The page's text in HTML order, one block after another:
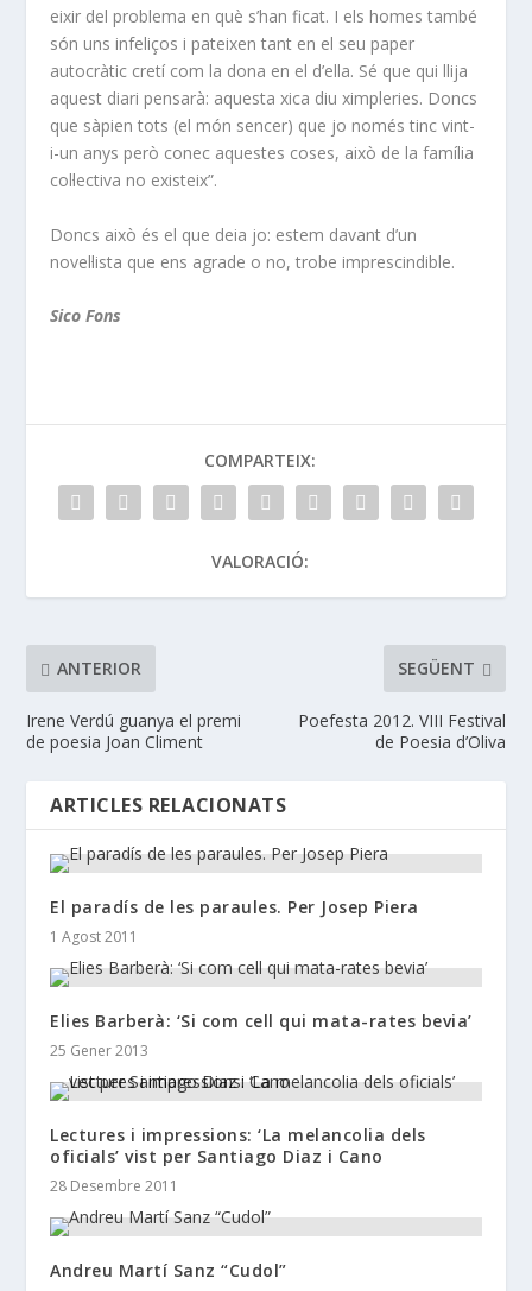
eixir del problema en què s’han ficat. I els homes també
són uns infeliços i pateixen tant en el seu paper
autocràtic cretí com la dona en el d’ella. Sé que qui llija
aquest diari pensarà: aquesta xica diu ximpleries. Doncs
que sàpien tots (el món sencer) que jo només tinc vint-
i-un anys però conec aquestes coses, això de la família
col·lectiva no existeix”.
Doncs això és el que deia jo: estem davant d’un
novel·lista que ens agrade o no, trobe imprescindible.
Sico Fons
COMPARTEIX:
VALORACIÓ:
ANTERIOR
Irene Verdú guanya el premi
de poesia Joan Climent
SEGÜENT
Poefesta 2012. VIII Festival
de Poesia d’Oliva
ARTICLES RELACIONATS
El paradís de les paraules. Per Josep Piera
1 Agost 2011
Elies Barberà: ‘Si com cell qui mata-rates bevia’
25 Gener 2013
Lectures i impressions: ‘La melancolia dels
oficials’ vist per Santiago Diaz i Cano
28 Desembre 2011
Andreu Martí Sanz “Cudol”